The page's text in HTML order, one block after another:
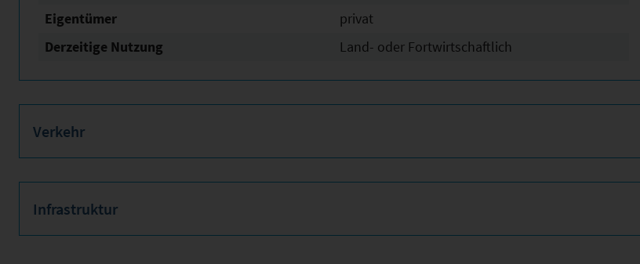
Eigentümer
privat
Derzeitige Nutzung
Land- oder Fortwirtschaftlich
Verkehr
Infrastruktur